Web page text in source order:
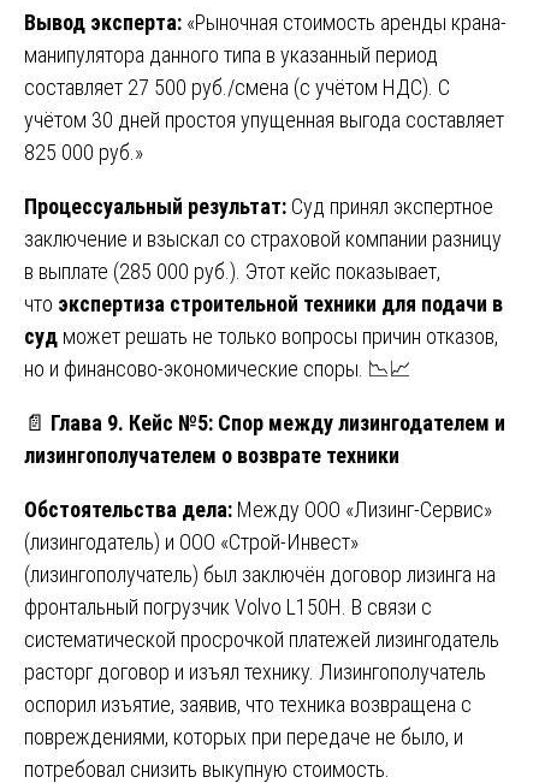
Вывод эксперта: «Рыночная стоимость аренды крана-
манипулятора данного типа в указанный период
составляет 27 500 руб./смена (с учётом НДС). С
учётом 30 дней простоя упущенная выгода составляет
825 000 руб.»
Процессуальный результат: Суд принял экспертное
заключение и взыскал со страховой компании разницу
в выплате (285 000 руб.). Этот кейс показывает,
что экспертиза строительной техники для подачи в
суд может решать не только вопросы причин отказов,
но и финансово-экономические споры. 📉📈
📄 Глава 9. Кейс №5: Спор между лизингодателем и
лизингополучателем о возврате техники
Обстоятельства дела: Между ООО «Лизинг-Сервис»
(лизингодатель) и ООО «Строй-Инвест»
(лизингополучатель) был заключён договор лизинга на
фронтальный погрузчик Volvo L150H. В связи с
систематической просрочкой платежей лизингодатель
расторг договор и изъял технику. Лизингополучатель
оспорил изъятие, заявив, что техника возвращена с
повреждениями, которых при передаче не было, и
потребовал снизить выкупную стоимость.